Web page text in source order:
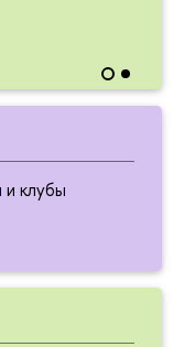
клубы